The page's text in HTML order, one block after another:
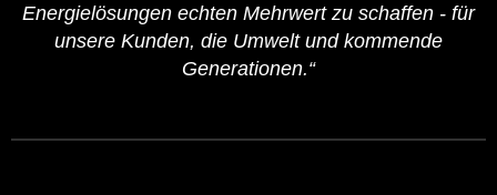
Energielösungen echten Mehrwert zu schaffen - für
unsere Kunden, die Umwelt und kommende
Generationen.“